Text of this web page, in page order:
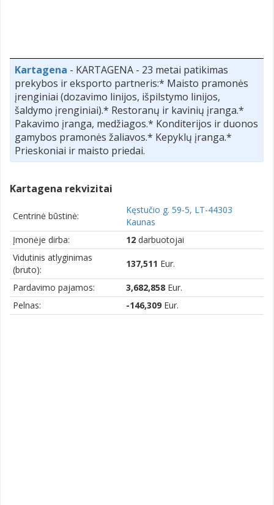
Kartagena - KARTAGENA - 23 metai patikimas
prekybos ir eksporto partneris:* Maisto pramonės
įrenginiai (dozavimo linijos, išpilstymo linijos,
šaldymo įrenginiai).* Restoranų ir kavinių įranga.*
Pakavimo įranga, medžiagos.* Konditerijos ir duonos
gamybos pramonės žaliavos.* Kepyklų įranga.*
Prieskoniai ir maisto priedai.
Kartagena rekvizitai
Centrinė būstinė:
Kęstučio g. 59-5, LT-44303
Kaunas
Įmonėje dirba:
12 darbuotojai
Vidutinis atlyginimas
(bruto):
137,511 Eur.
Pardavimo pajamos: 3,682,858 Eur.
Pelnas:
-146,309 Eur.